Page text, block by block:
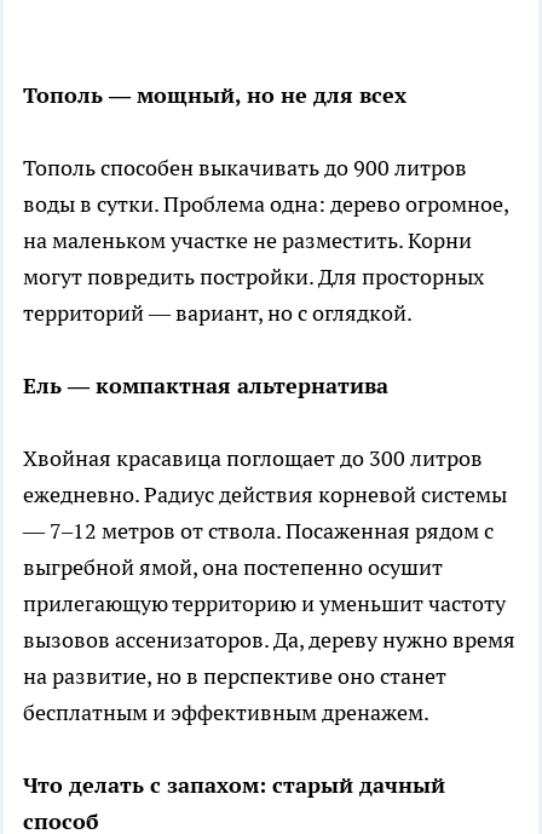
Тополь — мощный, но не для всех
Тополь способен выкачивать до 900 литров
воды в сутки. Проблема одна: дерево огромное,
на маленьком участке не разместить. Корни
могут повредить постройки. Для просторных
территорий — вариант, но с оглядкой.
Ель — компактная альтернатива
Хвойная красавица поглощает до 300 литров
ежедневно. Радиус действия корневой системы
— 7–12 метров от ствола. Посаженная рядом с
выгребной ямой, она постепенно осушит
прилегающую территорию и уменьшит частоту
вызовов ассенизаторов. Да, дереву нужно время
на развитие, но в перспективе оно станет
бесплатным и эффективным дренажем.
Что делать с запахом: старый дачный
способ